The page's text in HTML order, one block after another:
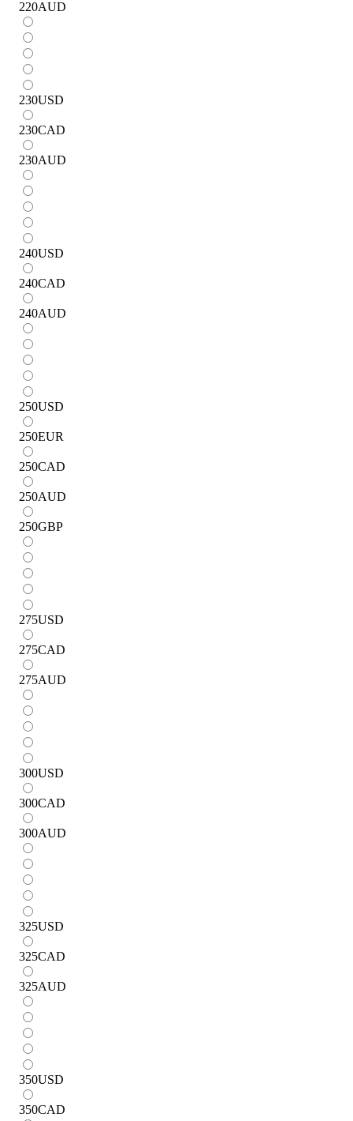
220AUD
230USD
230CAD
230AUD
240USD
240CAD
240AUD
250USD
250EUR
250CAD
250AUD
250GBP
275USD
275CAD
275AUD
300USD
300CAD
300AUD
325USD
325CAD
325AUD
350USD
350CAD